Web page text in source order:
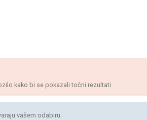
kako bi se pokazali točni rezultati
vašem odabiru.